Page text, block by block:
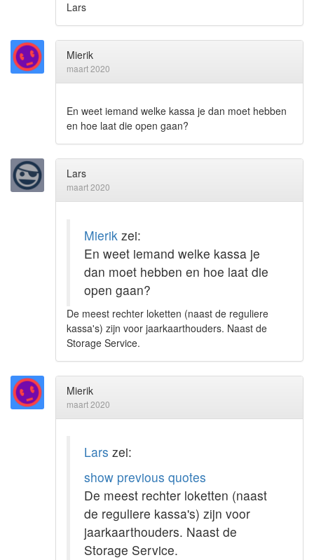
Lars
Mierik
maart 2020
En weet iemand welke kassa je dan moet hebben
en hoe laat die open gaan?
Lars
maart 2020
Mierik zei:
En weet iemand welke kassa je
dan moet hebben en hoe laat die
open gaan?
De meest rechter loketten (naast de reguliere
kassa's) zijn voor jaarkaarthouders. Naast de
Storage Service.
Mierik
maart 2020
Lars zei:
show previous quotes
De meest rechter loketten (naast
de reguliere kassa's) zijn voor
jaarkaarthouders. Naast de
Storage Service.